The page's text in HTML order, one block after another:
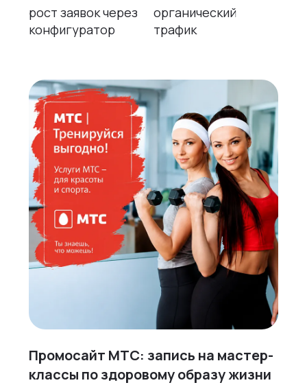
рост заявок через
конфигуратор
органический
трафик
Промосайт МТС: запись на мастер-
классы по здоровому образу жизни